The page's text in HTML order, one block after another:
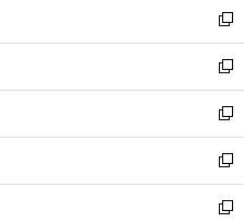
く
ィ
ン
ド
ウ
で
開
く
い
ウ
ィ
ン
ド
ウ
で
開
く
新
し
い
ウ
ィ
ン
ド
ウ
で
新
し
い
ウ
ィ
ン
ド
新
し
い
ウ
ィ
新
し
い
新